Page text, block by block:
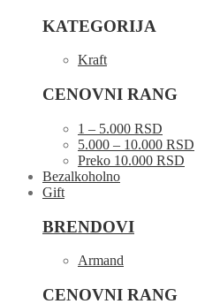
KATEGORIJA
Kraft
CENOVNI RANG
1 – 5.000 RSD
5.000 – 10.000 RSD
Preko 10.000 RSD
Bezalkoholno
Gift
BRENDOVI
Armand
CENOVNI RANG